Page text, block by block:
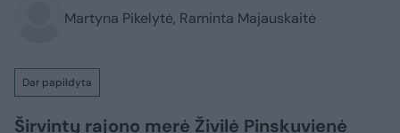
Martyna Pikelytė, Raminta Majauskaitė
Dar papildyta
Širvintų rajono merė Živilė Pinskuvienė